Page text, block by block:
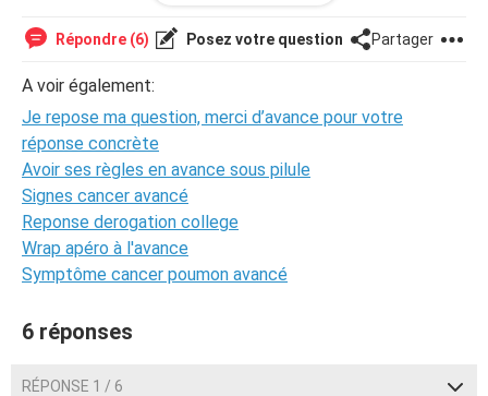
Répondre (6) Posez votre question Partager
A voir également:
Je repose ma question, merci d’avance pour votre
réponse concrète
Avoir ses règles en avance sous pilule
Signes cancer avancé
Reponse derogation college
Wrap apéro à l'avance
Symptôme cancer poumon avancé
6 réponses
RÉPONSE 1 / 6